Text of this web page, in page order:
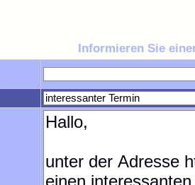
Informieren Sie